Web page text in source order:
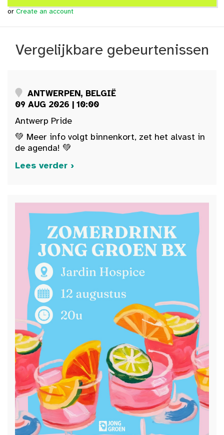
or Create an account
Vergelijkbare gebeurtenissen
ANTWERPEN, BELGIË
09 AUG 2026 | 10:00
Antwerp Pride
💚 Meer info volgt binnenkort, zet het alvast in
de agenda! 💚
Lees verder ›